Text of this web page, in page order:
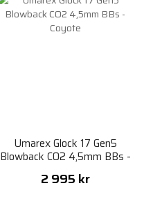
Umarex Glock 17 Gen5
Blowback CO2 4,5mm BBs -
Coyote
2 995 kr